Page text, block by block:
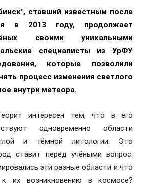
ставший известным после
в 2013 году, продолжает
своими уникальными
специалисты из УрФУ
которые позволили
процесс изменения светлого
внутри метеора.
интересен тем, что в его
одновременно области
и тёмной литологии. Это
ставит перед учёными вопрос:
эти разные области и что
к их возникновению в космосе?